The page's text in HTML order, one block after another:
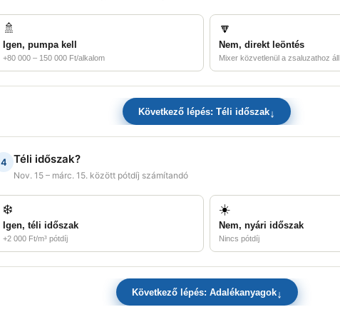
🚿
Igen, pumpa kell
+80 000 – 150 000 Ft/alkalom
🔽
Nem, direkt leöntés
Mixer közvetlenül a zsaluzathoz áll
Következő lépés: Téli időszak ↓
4 Téli időszak?
Nov. 15 – márc. 15. között pótdíj számítandó
❄️
Igen, téli időszak
+2 000 Ft/m³ pótdíj
☀️
Nem, nyári időszak
Nincs pótdíj
Következő lépés: Adalékanyagok↓